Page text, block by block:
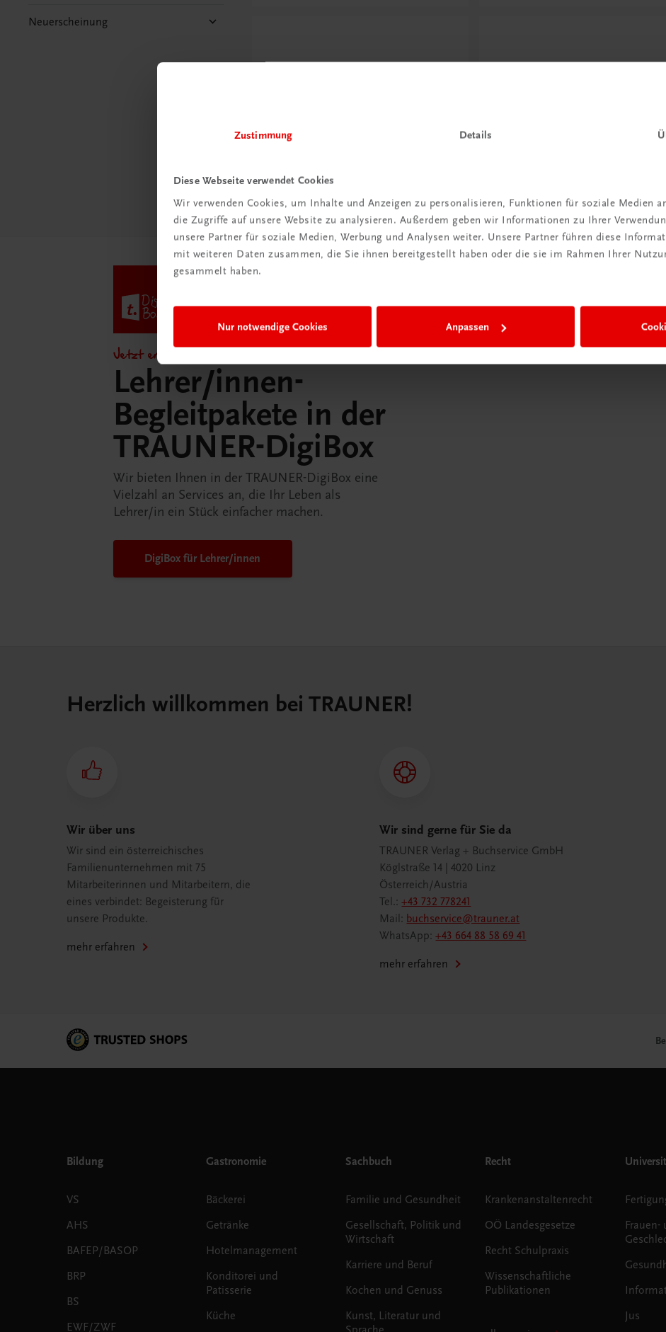
Zustimmung Details
Diese Webseite verwendet Cookies
Wir verwenden Cookies, um Inhalte und Anzeigen zu personalisieren, Funktionen für soziale Medien
die Zugriffe auf unsere Website zu analysieren. Außerdem geben wir Informationen zu Ihrer
unsere Partner für soziale Medien, Werbung und Analysen weiter. Unsere Partner führen diese
mit weiteren Daten zusammen, die Sie ihnen bereitgestellt haben oder die sie im Rahmen Ihrer
gesammelt haben.
Nur notwendige Cookies Anpassen
Neuerscheinung
Schulpraxis
Jetzt entdecken!
Lehrer/innen-
Begleitpakete in der
TRAUNER-DigiBox
Wir bieten Ihnen in der TRAUNER-DigiBox eine
Vielzahl an Services an, die Ihr Leben als
Lehrer/in ein Stück einfacher machen.
DigiBox für Lehrer/innen
Herzlich willkommen bei TRAUNER!
Wir über uns
Wir sind ein österreichisches
Familienunternehmen mit 75
Mitarbeiterinnen und Mitarbeitern, die
eines verbindet: Begeisterung für
unsere Produkte.
mehr erfahren
Wir sind gerne für Sie da
TRAUNER Verlag + Buchservice GmbH
Köglstraße 14 | 4020 Linz
Österreich/Austria
Tel.:+43 732 778241
Mail: buchservice@trauner.at
WhatsApp:+43 664 88 58 69 41
mehr erfahren
Bildung
VS
AHS
BAFEP/BASOP
BRP
BS
EWF/ZWF
Gastronomie
Bäckerei
Getränke
Hotelmanagement
Konditorei und
Patisserie
Küche
Sachbuch
Familie und Gesundheit
Gesellschaft, Politik und
Wirtschaft
Karriere und Beruf
Kochen und Genuss
Kunst, Literatur und
Recht
Krankenanstaltenrecht
OÖ Landesgesetze
Recht Schulpraxis
Wissenschaftliche
Publikationen
Frauen-
Jus